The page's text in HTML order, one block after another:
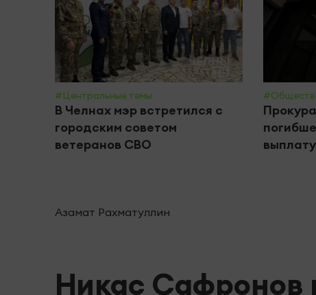
#Центральные темы
В Челнах мэр встретился с
городским советом
ветеранов СВО
Азамат Рахматуллин
Никас Сафронов